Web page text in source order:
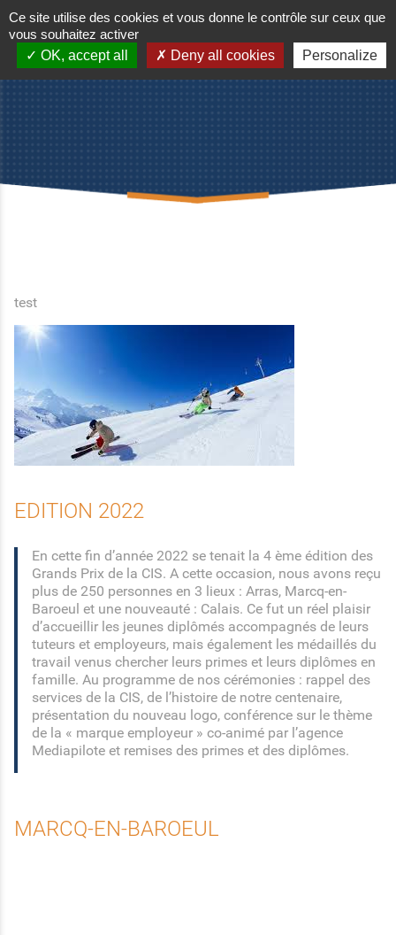
test
EDITION 2022
En cette fin d’année 2022 se tenait la 4 ème édition des
Grands Prix de la CIS. A cette occasion, nous avons reçu
plus de 250 personnes en 3 lieux : Arras, Marcq-en-
Baroeul et une nouveauté : Calais. Ce fut un réel plaisir
d’accueillir les jeunes diplômés accompagnés de leurs
tuteurs et employeurs, mais également les médaillés du
travail venus chercher leurs primes et leurs diplômes en
famille. Au programme de nos cérémonies : rappel des
services de la CIS, de l’histoire de notre centenaire,
présentation du nouveau logo, conférence sur le thème
de la « marque employeur » co-animé par l’agence
Mediapilote et remises des primes et des diplômes.
MARCQ-EN-BAROEUL
Ce site utilise des cookies et vous donne le contrôle sur ceux que
vous souhaitez activer
OK, accept all
Deny all cookies Personalize